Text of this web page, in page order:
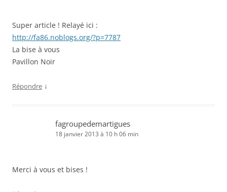
Super article ! Relayé ici :
http://fa86.noblogs.org/?p=7787
La bise à vous
Pavillon Noir
Répondre ↓
fagroupedemartigues
18 janvier 2013 à 10 h 06 min
Merci à vous et bises !